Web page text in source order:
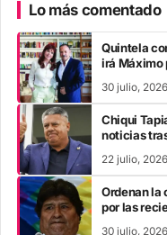
Lo más comentado
Quintela
irá Máximo
30 julio, 2026
Chiqui
noticias
22 julio, 2026
Ordenan la
por las
30 julio, 2026